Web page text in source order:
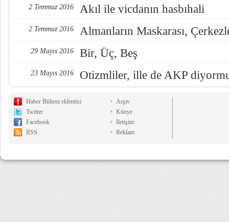
2 Temmuz 2016 Akıl ile vicdanın hasbıhali
2 Temmuz 2016 Almanların Maskarası,
29 Mayıs 2016 Bir, Üç, Beş
23 Mayıs 2016 Otizmliler, ille de AKP
Haber Bülteni eklentisi
Twitter
Facebook
RSS
Arşiv
Künye
İletişim
Reklam